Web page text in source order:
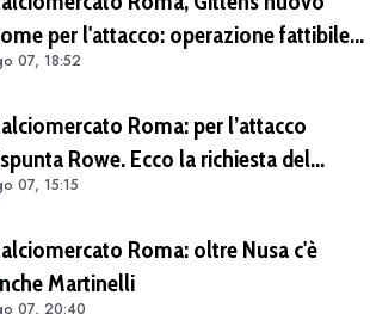
per l'attacco: operazione fattibile
in prestito
07, 18:52
Roma: per l’attacco
Rowe. Ecco la richiesta del
07, 15:15
Roma: oltre Nusa c'è
Martinelli
07, 20:40